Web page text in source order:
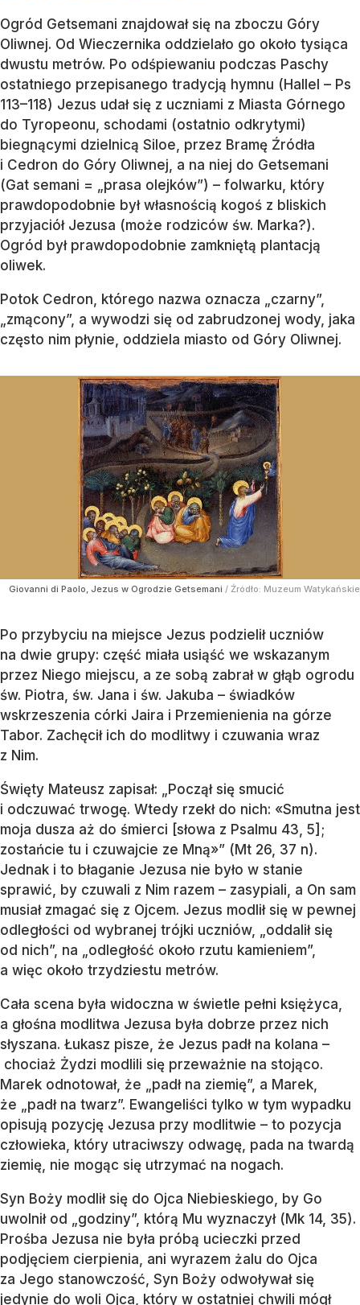
Ogród Getsemani znajdował się na zboczu Góry
Oliwnej. Od Wieczernika oddzielało go około tysiąca
dwustu metrów. Po odśpiewaniu podczas Paschy
ostatniego przepisanego tradycją hymnu (Hallel – Ps
113–118) Jezus udał się z uczniami z Miasta Górnego
do Tyropeonu, schodami (ostatnio odkrytymi)
biegnącymi dzielnicą Siloe, przez Bramę Źródła
i Cedron do Góry Oliwnej, a na niej do Getsemani
(Gat semani = „prasa olejków”) – folwarku, który
prawdopodobnie był własnością kogoś z bliskich
przyjaciół Jezusa (może rodziców św. Marka?).
Ogród był prawdopodobnie zamkniętą plantacją
oliwek.
Potok Cedron, którego nazwa oznacza „czarny”,
„zmącony”, a wywodzi się od zabrudzonej wody, jaka
często nim płynie, oddziela miasto od Góry Oliwnej.
Giovanni di Paolo, Jezus w Ogrodzie Getsemani / Źródło: Muzeum Watykańskie
Po przybyciu na miejsce Jezus podzielił uczniów
na dwie grupy: część miała usiąść we wskazanym
przez Niego miejscu, a ze sobą zabrał w głąb ogrodu
św. Piotra, św. Jana i św. Jakuba – świadków
wskrzeszenia córki Jaira i Przemienienia na górze
Tabor. Zachęcił ich do modlitwy i czuwania wraz
z Nim.
Święty Mateusz zapisał: „Począł się smucić
i odczuwać trwogę. Wtedy rzekł do nich: «Smutna jest
moja dusza aż do śmierci [słowa z Psalmu 43, 5];
zostańcie tu i czuwajcie ze Mną»” (Mt 26, 37 n).
Jednak i to błaganie Jezusa nie było w stanie
sprawić, by czuwali z Nim razem – zasypiali, a On sam
musiał zmagać się z Ojcem. Jezus modlił się w pewnej
odległości od wybranej trójki uczniów, „oddalił się
od nich”, na „odległość około rzutu kamieniem”,
a więc około trzydziestu metrów.
Cała scena była widoczna w świetle pełni księżyca,
a głośna modlitwa Jezusa była dobrze przez nich
słyszana. Łukasz pisze, że Jezus padł na kolana –
chociaż Żydzi modlili się przeważnie na stojąco.
Marek odnotował, że „padł na ziemię”, a Marek,
że „padł na twarz”. Ewangeliści tylko w tym wypadku
opisują pozycję Jezusa przy modlitwie – to pozycja
człowieka, który utraciwszy odwagę, pada na twardą
ziemię, nie mogąc się utrzymać na nogach.
Syn Boży modlił się do Ojca Niebieskiego, by Go
uwolnił od „godziny”, którą Mu wyznaczył (Mk 14, 35).
Prośba Jezusa nie była próbą ucieczki przed
podjęciem cierpienia, ani wyrazem żalu do Ojca
za Jego stanowczość, Syn Boży odwoływał się
jedynie do woli Ojca, który w ostatniej chwili mógł